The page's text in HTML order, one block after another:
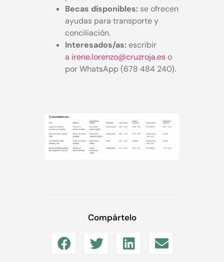
Becas disponibles:se ofrecen
ayudas para transporte y
conciliación.
Interesados/as:escribir
a irene.lorenzo@cruzroja.eso
por WhatsApp (678 484 240).
Compártelo